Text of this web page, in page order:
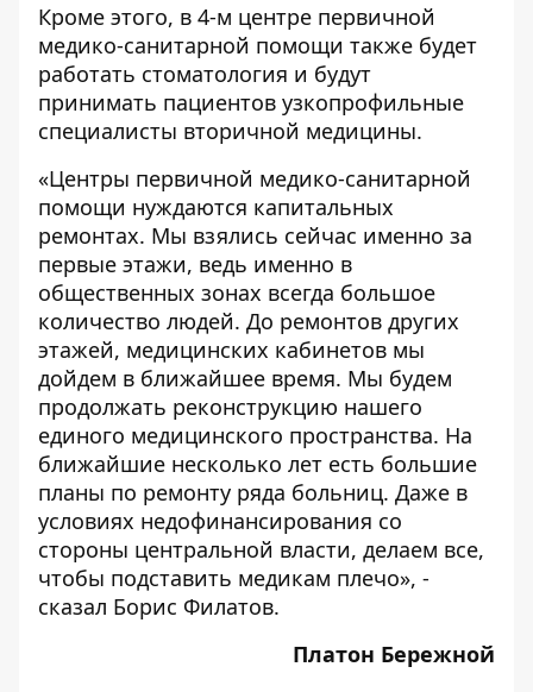
Кроме этого, в 4-м центре первичной
медико-санитарной помощи также будет
работать стоматология и будут
принимать пациентов узкопрофильные
специалисты вторичной медицины.
«Центры первичной медико-санитарной
помощи нуждаются капитальных
ремонтах. Мы взялись сейчас именно за
первые этажи, ведь именно в
общественных зонах всегда большое
количество людей. До ремонтов других
этажей, медицинских кабинетов мы
дойдем в ближайшее время. Мы будем
продолжать реконструкцию нашего
единого медицинского пространства. На
ближайшие несколько лет есть большие
планы по ремонту ряда больниц. Даже в
условиях недофинансирования со
стороны центральной власти, делаем все,
чтобы подставить медикам плечо», -
сказал Борис Филатов.
Платон Бережной